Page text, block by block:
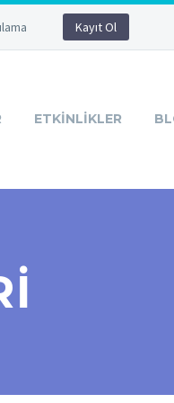
Kayıt Ol
ETKINLIKLER